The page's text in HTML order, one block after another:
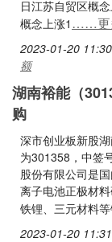
日江苏自贸区概
概念上涨1 ……更
2023-01-20
额
湖南裕能（
购
深市创业板新股
为301358，中签
股份有限公司是
离子电池正极材
铁锂、三元材料
2023-01-20